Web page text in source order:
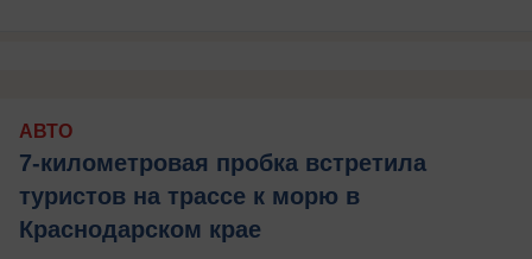
АВТО
7-километровая пробка встретила
туристов на трассе к морю в
Краснодарском крае